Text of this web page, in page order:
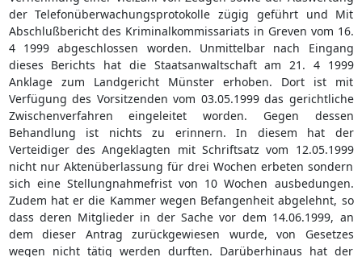
der Telefonüberwachungsprotokolle zügig geführt und Mit
Abschlußbericht des Kriminalkommissariats in Greven vom 16.
4 1999 abgeschlossen worden. Unmittelbar nach Eingang
dieses Berichts hat die Staatsanwaltschaft am 21. 4 1999
Anklage zum Landgericht Münster erhoben. Dort ist mit
Verfügung des Vorsitzenden vom 03.05.1999 das gerichtliche
Zwischenverfahren eingeleitet worden. Gegen dessen
Behandlung ist nichts zu erinnern. In diesem hat der
Verteidiger des Angeklagten mit Schriftsatz vom 12.05.1999
nicht nur Aktenüberlassung für drei Wochen erbeten sondern
sich eine Stellungnahmefrist von 10 Wochen ausbedungen.
Zudem hat er die Kammer wegen Befangenheit abgelehnt, so
dass deren Mitglieder in der Sache vor dem 14.06.1999, an
dem dieser Antrag zurückgewiesen wurde, von Gesetzes
wegen nicht tätig werden durften. Darüberhinaus hat der